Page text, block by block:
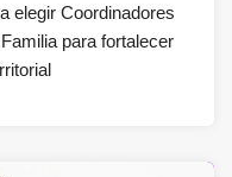
elegir Coordinadores
para fortalecer